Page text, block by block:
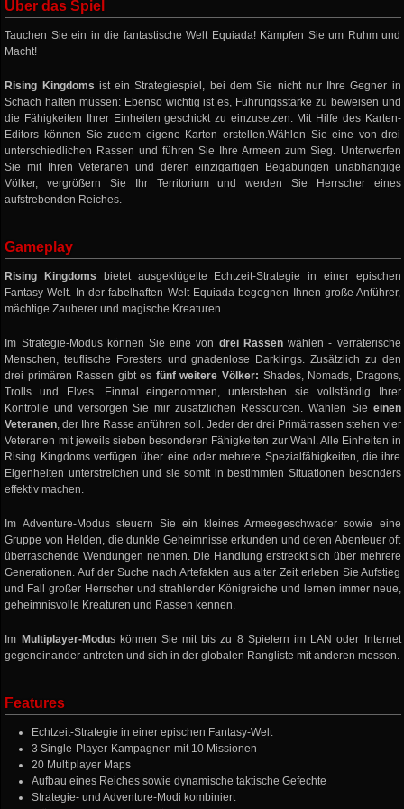
Über das Spiel
Tauchen Sie ein in die fantastische Welt Equiada! Kämpfen Sie um Ruhm und
Macht!
Rising Kingdoms ist ein Strategiespiel, bei dem Sie nicht nur Ihre Gegner in
Schach halten müssen: Ebenso wichtig ist es, Führungsstärke zu beweisen und
die Fähigkeiten Ihrer Einheiten geschickt zu einzusetzen. Mit Hilfe des Karten-
Editors können Sie zudem eigene Karten erstellen.Wählen Sie eine von drei
unterschiedlichen Rassen und führen Sie Ihre Armeen zum Sieg. Unterwerfen
Sie mit Ihren Veteranen und deren einzigartigen Begabungen unabhängige
Völker, vergrößern Sie Ihr Territorium und werden Sie Herrscher eines
aufstrebenden Reiches.
Gameplay
Rising Kingdoms bietet ausgeklügelte Echtzeit-Strategie in einer epischen
Fantasy-Welt. In der fabelhaften Welt Equiada begegnen Ihnen große Anführer,
mächtige Zauberer und magische Kreaturen.
Im Strategie-Modus können Sie eine von drei Rassenwählen - verräterische
Menschen, teuflische Foresters und gnadenlose Darklings. Zusätzlich zu den
drei primären Rassen gibt es fünf weitere Völker: Shades, Nomads, Dragons,
Trolls und Elves. Einmal eingenommen, unterstehen sie vollständig Ihrer
Kontrolle und versorgen Sie mir zusätzlichen Ressourcen. Wählen Sie einen
Veteranen, der Ihre Rasse anführen soll. Jeder der drei Primärrassen stehen vier
Veteranen mit jeweils sieben besonderen Fähigkeiten zur Wahl. Alle Einheiten in
Rising Kingdoms verfügen über eine oder mehrere Spezialfähigkeiten, die ihre
Eigenheiten unterstreichen und sie somit in bestimmten Situationen besonders
effektiv machen.
Im Adventure-Modus steuern Sie ein kleines Armeegeschwader sowie eine
Gruppe von Helden, die dunkle Geheimnisse erkunden und deren Abenteuer oft
überraschende Wendungen nehmen. Die Handlung erstreckt sich über mehrere
Generationen. Auf der Suche nach Artefakten aus alter Zeit erleben Sie Aufstieg
und Fall großer Herrscher und strahlender Königreiche und lernen immer neue,
geheimnisvolle Kreaturen und Rassen kennen.
Im Multiplayer-Modus können Sie mit bis zu 8 Spielern im LAN oder Internet
gegeneinander antreten und sich in der globalen Rangliste mit anderen messen.
Features
Echtzeit-Strategie in einer epischen Fantasy-Welt
3 Single-Player-Kampagnen mit 10 Missionen
20 Multiplayer Maps
Aufbau eines Reiches sowie dynamische taktische Gefechte
Strategie- und Adventure-Modi kombiniert